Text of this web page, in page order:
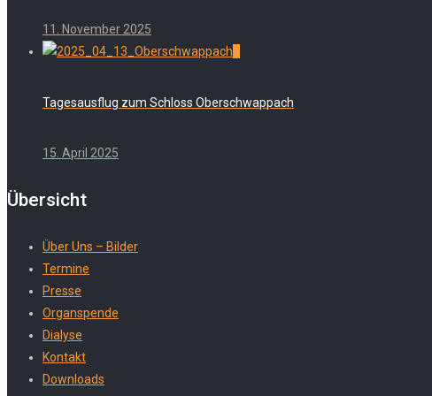
11. November 2025
Tagesausflug zum Schloss Oberschwappach
15. April 2025
Übersicht
Über Uns – Bilder
Termine
Presse
Organspende
Dialyse
Kontakt
Downloads